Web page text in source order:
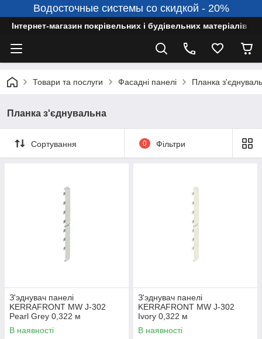
Водосточные системы со скидкой - 20%
Інтернет-магазин покрівельних і будівельних матеріалів
Товари та послуги Фасадні панелі Планка
Планка з'єднувальна
Сортування 0 Фільтри
З'эднувач панелі
KERRAFRONT MW J-302
Pearl Grey 0,322 м
В наявності
З'эднувач панелі
KERRAFRONT MW J-302
Ivory 0,322 м
В наявності